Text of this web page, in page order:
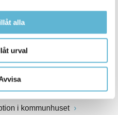
alla
urval
i kommunhuset